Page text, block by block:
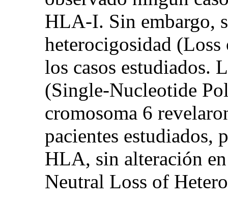
HLA-I. Sin embargo,
heterocigosidad
los casos estudiados.
(Single-Nucleotide
cromosoma 6
pacientes estudiados,
HLA, sin alteración
Neutral Loss of